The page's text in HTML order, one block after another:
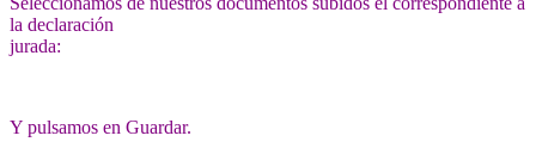
la declaración
jurada:
Y pulsamos en Guardar.